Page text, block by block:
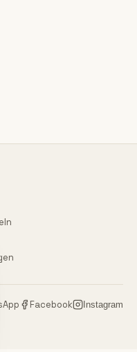
Facebook Instagram